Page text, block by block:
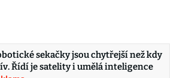
sekačky jsou chytřejší než kdy
Řídí je satelity i umělá inteligence